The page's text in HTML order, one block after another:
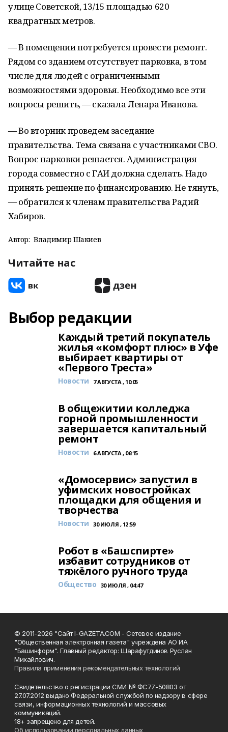
улице Советской, 13/15 площадью 620
квадратных метров.
— В помещении потребуется провести ремонт.
Рядом со зданием отсутствует парковка, в том
числе для людей с ограниченными
возможностями здоровья. Необходимо все эти
вопросы решить, — сказала Ленара Иванова.
— Во вторник проведем заседание
правительства. Тема связана с участниками СВО.
Вопрос парковки решается. Администрация
города совместно с ГАИ должна сделать. Надо
принять решение по финансированию. Не тянуть,
— обратился к членам правительства Радий
Хабиров.
Автор: Владимир Шакиев
Читайте нас
Выбор редакции
Каждый третий покупатель
жилья «комфорт плюс» в Уфе
выбирает квартиры от
«Первого Треста»
Новости 7 АВГУСТА , 10:05
В общежитии колледжа
горной промышленности
завершается капитальный
ремонт
Новости 6 АВГУСТА , 06:15
«Домосервис» запустил в
уфимских новостройках
площадки для общения и
творчества
Новости 30 ИЮЛЯ , 12:59
Робот в «Башспирте»
избавит сотрудников от
тяжёлого ручного труда
Общество 30 ИЮЛЯ , 04:47
© 2011-2026 "Сайт I-GAZETA.COM - Сетевое издание
"Общественная электронная газета" учреждена АО ИА
"Башинформ". Главный редактор: Шарафутдинов Руслан
Михайлович.
Правила применения рекомендательных технологий
Свидетельство о регистрации СМИ № ФС77-50803 от
27.07.2012 выдано Федеральной службой по надзору в сфере
связи, информационных технологий и массовых
коммуникаций.
18+ запрещено для детей.
Об использовании персональных данных